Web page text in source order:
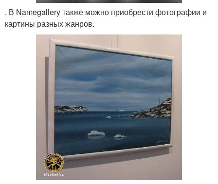
. В Namegallery также можно приобрести фотографии и
картины разных жанров.